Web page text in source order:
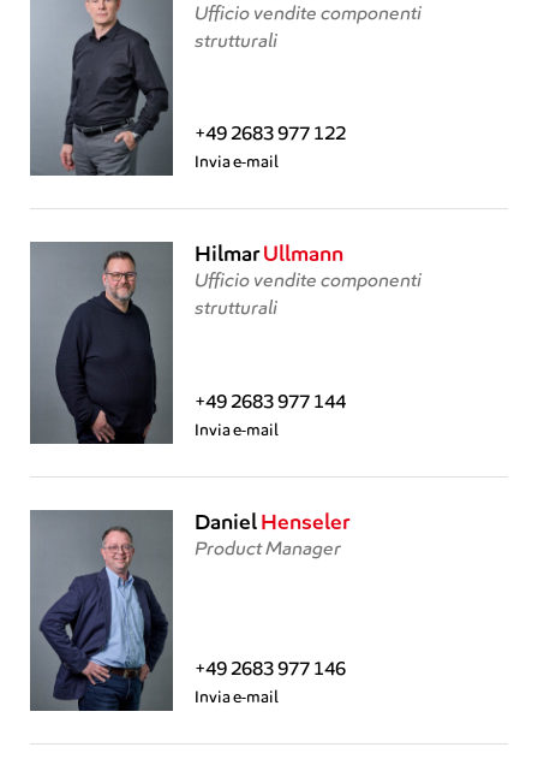
Ufficio vendite componenti
strutturali
+49 2683 977 122
Invia e-mail
HilmarUllmann
Ufficio vendite componenti
strutturali
+49 2683 977 144
Invia e-mail
Daniel Henseler
Product Manager
+49 2683 977 146
Invia e-mail